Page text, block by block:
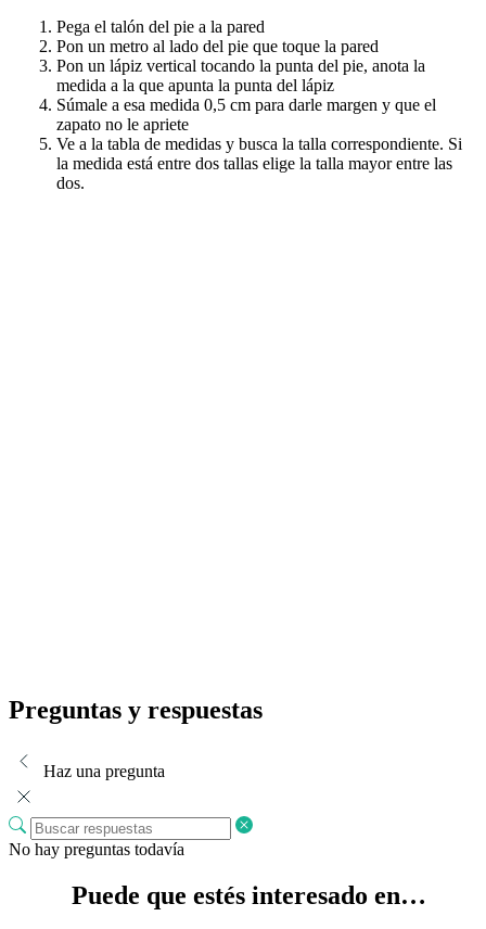
Pega el talón del pie a la pared
Pon un metro al lado del pie que toque la pared
Pon un lápiz vertical tocando la punta del pie, anota la
medida a la que apunta la punta del lápiz
Súmale a esa medida 0,5 cm para darle margen y que el
zapato no le apriete
Ve a la tabla de medidas y busca la talla correspondiente. Si
la medida está entre dos tallas elige la talla mayor entre las
dos.
Preguntas y respuestas
Haz una pregunta
No hay preguntas todavía
Puede que estés interesado en…